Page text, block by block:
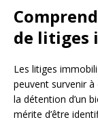
de litiges
Les litiges
peuvent survenir
la détention d’un
mérite d’être